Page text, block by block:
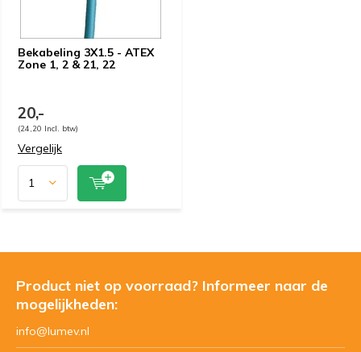
Bekabeling 3X1.5 - ATEX
Zone 1, 2 & 21, 22
20,-
(24,20 Incl. btw)
Vergelijk
Product niet op voorraad? Informeer naar de
mogelijkheden:
info@lumev.nl